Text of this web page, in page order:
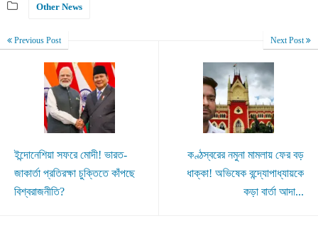
Other News
Previous Post
ইন্দোনেশিয়া সফরে মোদী! ভারত-
জাকার্তা প্রতিরক্ষা চুক্তিতে কাঁপছে
বিশ্বরাজনীতি?
Next Post
কণ্ঠস্বরের নমুনা মামলায় ফের বড়
ধাক্কা! অভিষেক বন্দ্যোপাধ্যায়কে
কড়া বার্তা আদা...